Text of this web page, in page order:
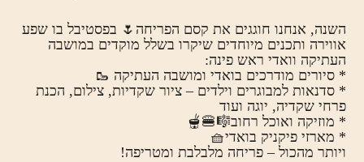
השנה, אנחנו חוגגים את קסם הפריחה🌷 בפסטיבל בו שפע
אווירה ותכנים מיוחדים שיקרו בשלל מוקדים במושבה
העתיקה וואדי ראש פינה:
* סיורים מודרכים בואדי ומושבה העתיקה 🥾
* סדנאות למבוגרים וילדים – ציור שקדיות, צילום, הכנת
פרחי שקדיה, יוגה ועוד
* מוזיקה ואוכל רחוב🎼🍔🫕
* מארזי פיקניק בואדי🧺
ויותר מהכול – פריחה מלבלבת ומטריפה!